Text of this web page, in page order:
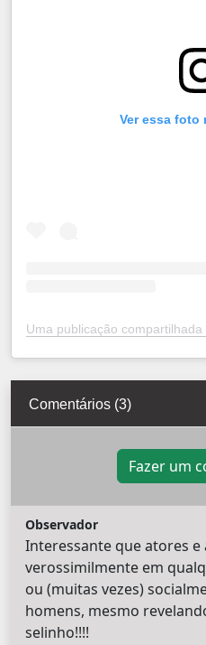
Ver essa foto
Comentários (3)
Fazer um
Observador
Interessante que atores e
verossimilmente em
ou (muitas vezes)
homens, mesmo
selinho!!!!